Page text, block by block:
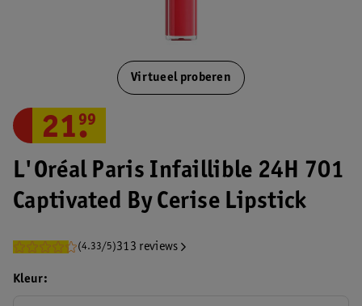
Virtueel proberen
L'Oréal Paris Infaillible 24H 701
Captivated By Cerise Lipstick
(4.33/5)313 reviews
21.
99
Kleur